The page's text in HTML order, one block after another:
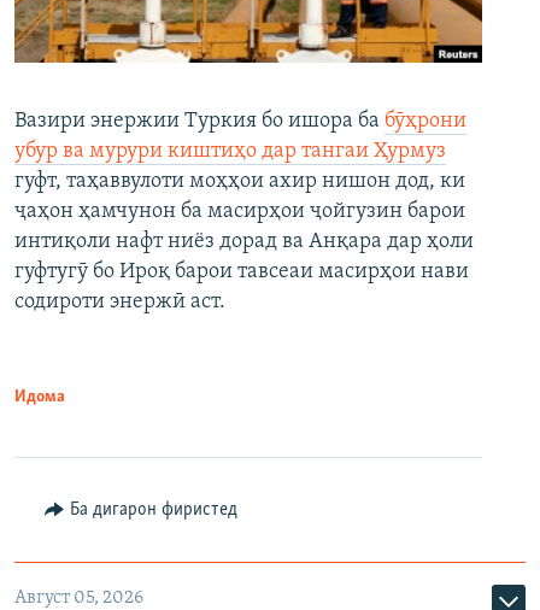
Вазири энержии Туркия бо ишора ба бӯҳрони
убур ва мурури киштиҳо дар тангаи Ҳурмуз
гуфт, таҳаввулоти моҳҳои ахир нишон дод, ки
ҷаҳон ҳамчунон ба масирҳои ҷойгузин барои
интиқоли нафт ниёз дорад ва Анқара дар ҳоли
гуфтугӯ бо Ироқ барои тавсеаи масирҳои нави
содироти энержӣ аст.
Идома
Ба дигарон фиристед
Август 05, 2026